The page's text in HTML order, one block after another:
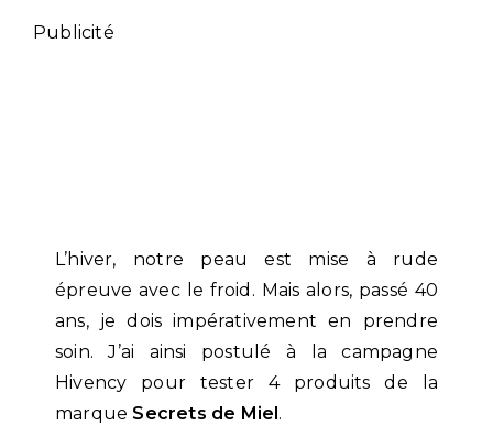
Publicité
L’hiver, notre peau est mise à rude
épreuve avec le froid. Mais alors, passé 40
ans, je dois impérativement en prendre
soin. J’ai ainsi postulé à la campagne
Hivency pour tester 4 produits de la
marque Secrets de Miel.